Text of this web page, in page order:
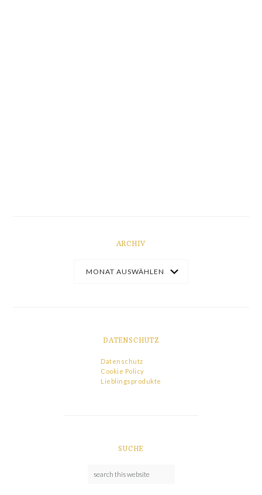
ARCHIV
DATENSCHUTZ
Datenschutz
Cookie Policy
Lieblingsprodukte
SUCHE